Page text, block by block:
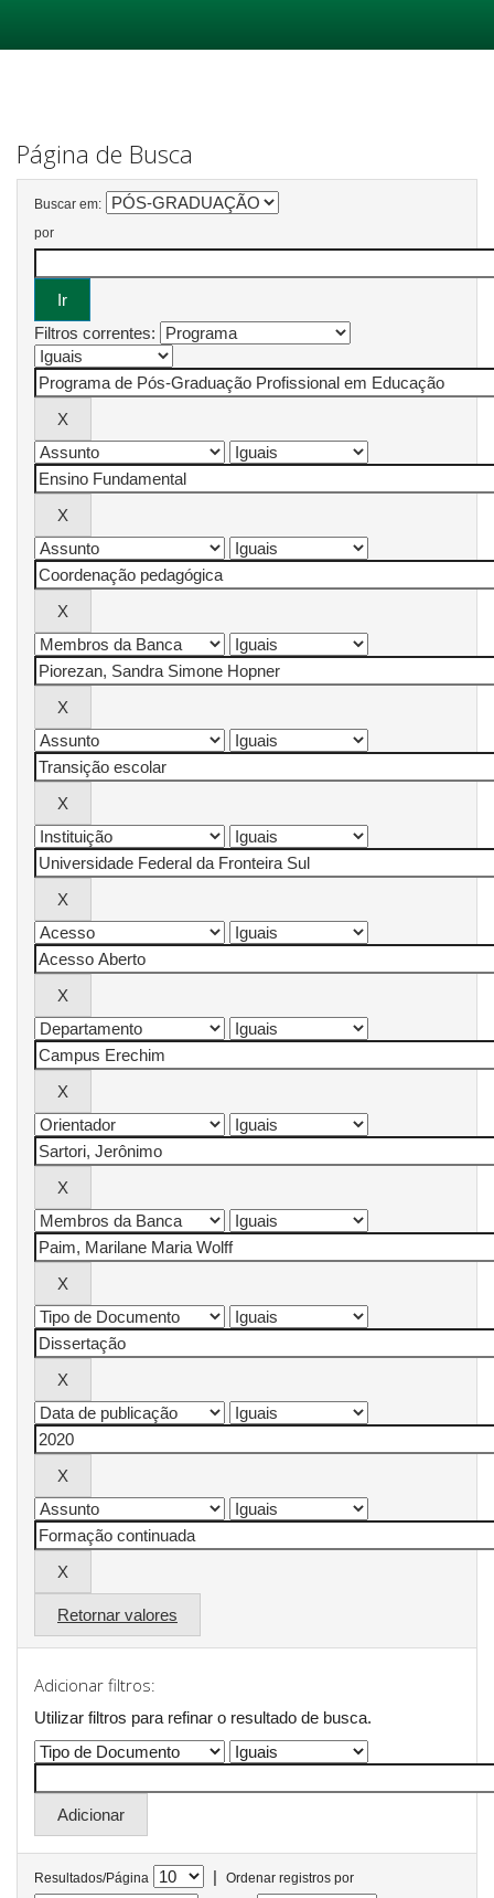
Página de Busca
Buscar em:
por
Filtros correntes:
Retornar valores
Adicionar filtros:
Utilizar filtros para refinar o resultado de busca.
Resultados/Página |
Ordenar registros por